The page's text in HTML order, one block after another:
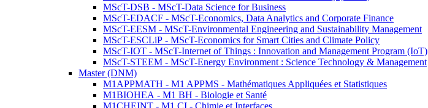
MScT-DSB - MScT-Data Science for Business
MScT-EDACF - MScT-Economics, Data Analytics and Corporate Finance
MScT-EESM - MScT-Environmental Engineering and Sustainability Management
MScT-ESCLiP - MScT-Economics for Smart Cities and Climate Policy
MScT-IOT - MScT-Internet of Things : Innovation and Management Program (IoT)
MScT-STEEM - MScT-Energy Environment : Science Technology & Management
Master (DNM)
M1APPMATH - M1 APPMS - Mathématiques Appliquées et Statistiques
M1BIOHEA - M1 BH - Biologie et Santé
M1CHEINT - M1 CI - Chimie et Interfaces